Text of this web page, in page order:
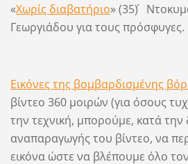
«Χωρίς διαβατήριο» (35΄)
Γεωργιάδου για τους πρόσφυγες.
Εικόνες της βομβαρδισμένης
βίντεο 360 μοιρών (για όσους
την τεχνική, μπορούμε, κατά την
αναπαραγωγής του βίντεο, να
εικόνα ώστε να βλέπουμε όλο